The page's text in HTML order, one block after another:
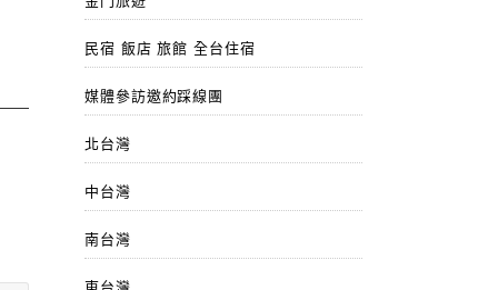
民宿 飯店 旅館 全台住宿
媒體參訪邀約踩線團
北台灣
中台灣
南台灣